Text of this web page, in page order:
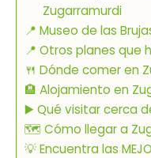
Zugarramurdi
📍 Museo de las
📍 Otros planes que
🍴 Dónde comer en
🏨 Alojamiento en
▶️ Qué visitar cerca
🗺 Cómo llegar a
💡 Encuentra las